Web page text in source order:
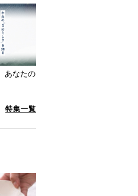
あなたの
特集一覧